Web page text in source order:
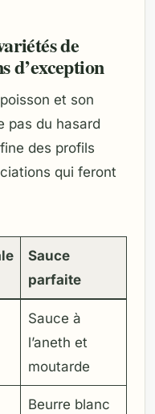
de
d’exception
et son
pas du hasard
des profils
qui feront
Sauce
parfaite
Sauce à
l’aneth et
moutarde
Beurre blanc